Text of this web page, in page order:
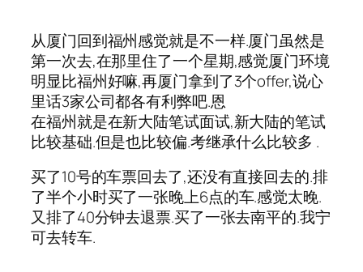
从厦门回到福州感觉就是不一样.厦门虽然是
第一次去,在那里住了一个星期,感觉厦门环境
明显比福州好嘛,再厦门拿到了3个offer,说心
里话3家公司都各有利弊吧.恩
在福州就是在新大陆笔试面试,新大陆的笔试
比较基础.但是也比较偏.考继承什么比较多 .
买了10号的车票回去了,还没有直接回去的.排
了半个小时买了一张晚上6点的车.感觉太晚.
又排了40分钟去退票.买了一张去南平的.我宁
可去转车.